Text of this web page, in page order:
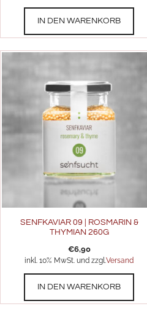
IN DEN WARENKORB
SENFKAVIAR 09 | ROSMARIN &
THYMIAN 260G
€6,90
inkl. 10% MwSt. und zzgl.Versand
IN DEN WARENKORB